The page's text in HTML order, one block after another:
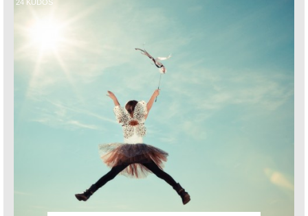
24 KUDOS